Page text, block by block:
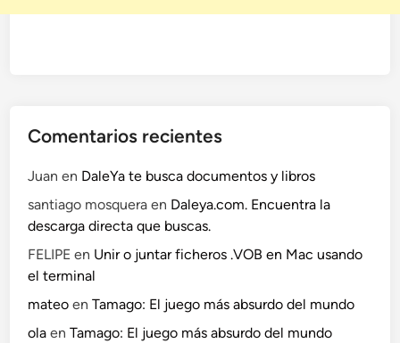
Comentarios recientes
Juan en DaleYa te busca documentos y libros
santiago mosquera en Daleya.com. Encuentra la
descarga directa que buscas.
FELIPE en Unir o juntar ficheros .VOB en Mac usando
el terminal
mateo enTamago: El juego más absurdo del mundo
ola enTamago: El juego más absurdo del mundo